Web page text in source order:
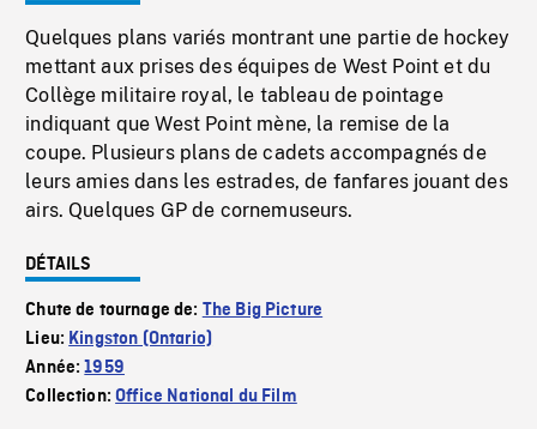
Quelques plans variés montrant une partie de hockey
mettant aux prises des équipes de West Point et du
Collège militaire royal, le tableau de pointage
indiquant que West Point mène, la remise de la
coupe. Plusieurs plans de cadets accompagnés de
leurs amies dans les estrades, de fanfares jouant des
airs. Quelques GP de cornemuseurs.
DÉTAILS
Chute de tournage de: The Big Picture
Lieu: Kingston (Ontario)
Année:1959
Collection:Office National du Film